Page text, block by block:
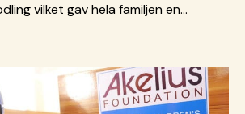
vilket gav hela familjen en